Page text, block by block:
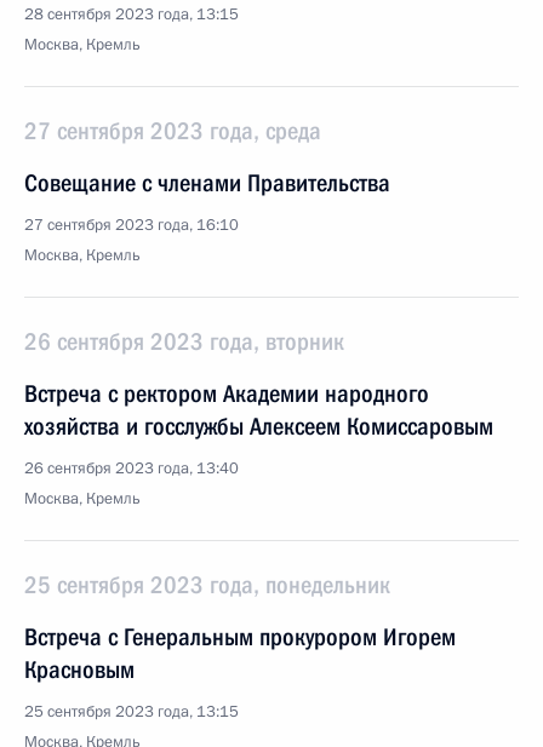
28 сентября 2023 года, 13:15
Москва, Кремль
27 сентября 2023 года, среда
Совещание с членами Правительства
27 сентября 2023 года, 16:10
Москва, Кремль
26 сентября 2023 года, вторник
Встреча с ректором Академии народного
хозяйства и госслужбы Алексеем Комиссаровым
26 сентября 2023 года, 13:40
Москва, Кремль
25 сентября 2023 года, понедельник
Встреча с Генеральным прокурором Игорем
Красновым
25 сентября 2023 года, 13:15
Москва, Кремль